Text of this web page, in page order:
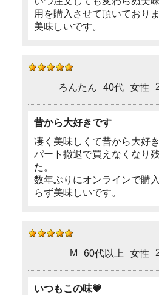
用を購入させて頂いており
美味しいです。
ろんたん 40代 女性
昔から大好きです
凄く美味しくて昔から大好
パート撤退で買えなくなり
た。
数年ぶりにオンラインで購
らず美味しいです。
M 60代以上 女性
いつもこの味💗